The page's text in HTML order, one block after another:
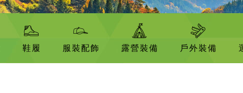
鞋履 服裝配飾 露營裝備 戶外裝備